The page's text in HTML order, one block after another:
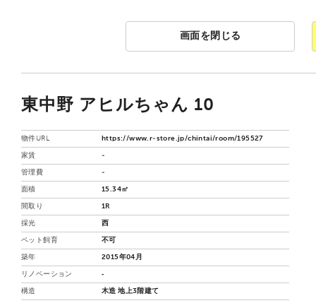
画面を閉じる
東中野 アヒルちゃん 10
物件URL https://www.r-store.jp/chintai/room/195527
家賃 -
管理費 -
面積 15.34㎡
間取り 1R
採光 西
ペット飼育 不可
築年 2015年04月
リノベーション ‐
構造 木造 地上3階建て